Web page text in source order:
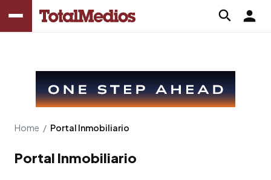
Home / Portal Inmobiliario
Portal Inmobiliario